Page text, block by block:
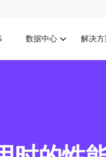
数据中心 解决方